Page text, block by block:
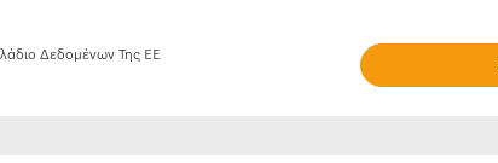
Δεδομένων Της ΕΕ